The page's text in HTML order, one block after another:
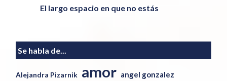
El largo espacio en que no estás
Se habla de...
Alejandra Pizarnik amor angel gonzalez